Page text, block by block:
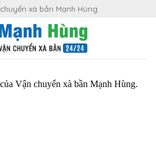
xà bần Mạnh Hùng